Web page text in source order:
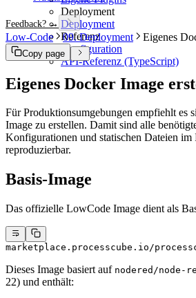
Deployment
Deployment
Referenz
Konfiguration
API-Referenz (TypeScript)
Feedback? →
Low-Code 09. Deployment Eigenes
Copy page
Eigenes Docker Image
Für Produktionsumgebungen empfiehlt es
Image zu erstellen. Damit sind alle
Konfigurationen und statischen Dateien im
reproduzierbar.
Basis-Image
Das offizielle LowCode Image dient als
marketplace.processcube.io/
Dieses Image basiert auf nodered/node-
22) und enthält: